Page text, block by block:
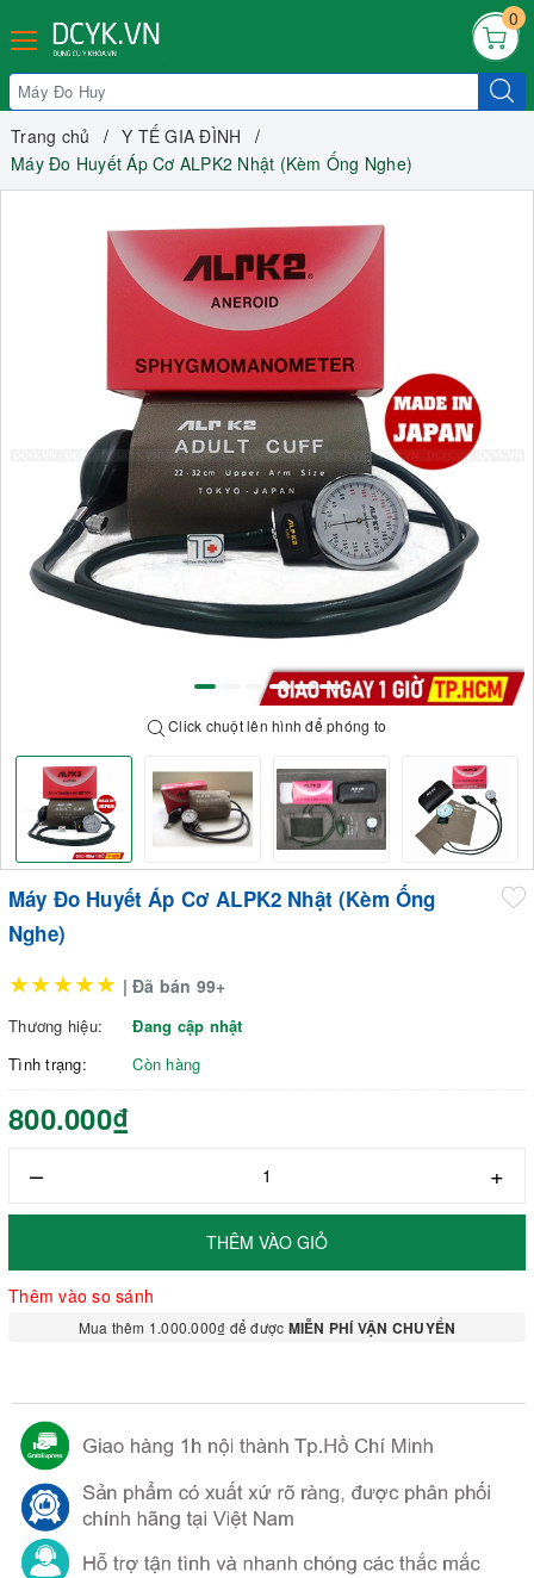
0
Trang chủ
Y TẾ GIA ĐÌNH
Máy Đo Huyết Áp Cơ ALPK2 Nhật (Kèm Ống Nghe)
Click chuột lên hình để phóng to
Máy Đo Huyết Áp Cơ ALPK2 Nhật (Kèm Ống
Nghe)
★★★★★ | Đã bán 99+
Thương hiệu:
Đang cập nhật
Tình trạng:
Còn hàng
800.000₫
– +
THÊM VÀO GIỎ
Thêm vào so sánh
Mua thêm 1.000.000₫ để được MIỄN PHÍ VẬN CHUYỂN